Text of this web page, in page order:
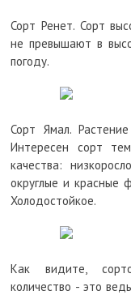
Сорт Ренет. Сорт
не превышают в
погоду.
Сорт Ямал.
Интересен сорт
качества:
округлые и красные
Холодостойкое.
Как видите,
количество - это